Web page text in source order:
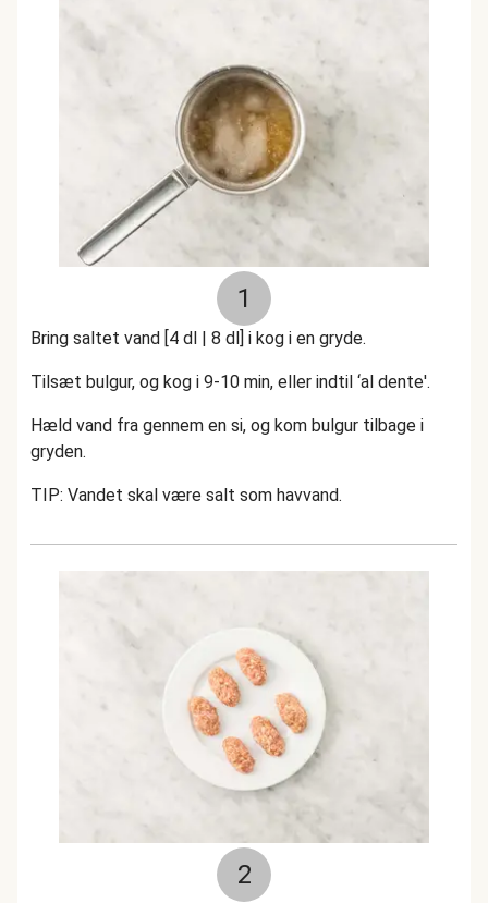
1
Bring saltet vand [4 dl | 8 dl] i kog i en gryde.
Tilsæt bulgur, og kog i 9-10 min, eller indtil ‘al dente'.
Hæld vand fra gennem en si, og kom bulgur tilbage i
gryden.
TIP: Vandet skal være salt som havvand.
2